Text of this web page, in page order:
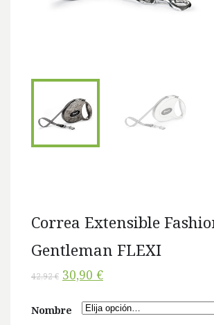
Correa Extensible
Gentleman FLEXI
42,92 € 30,90 €
Nombre